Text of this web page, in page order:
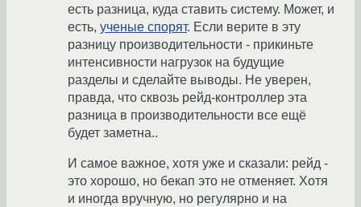
есть разница, куда ставить систему. Может, и
есть, ученые спорят. Если верите в эту
разницу производительности - прикиньте
интенсивности нагрузок на будущие
разделы и сделайте выводы. Не уверен,
правда, что сквозь рейд-контроллер эта
разница в производительности все ещё
будет заметна..
И самое важное, хотя уже и сказали: рейд -
это хорошо, но бекап это не отменяет. Хотя
и иногда вручную, но регулярно и на